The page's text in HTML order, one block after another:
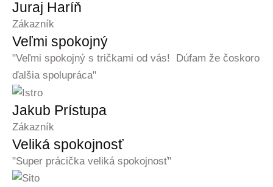
Juraj Haríň
Zákazník
Veľmi spokojný
"Veľmi spokojný s tričkami od vás! Dúfam že čoskoro
ďalšia spolupráca"
Jakub Prístupa
Zákazník
Veliká spokojnosť
"Super prácička veliká spokojnosť"